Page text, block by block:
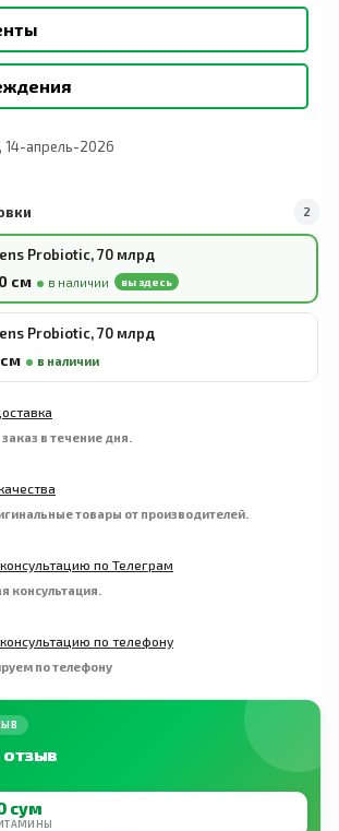
пищевой добавки
одной (1) капсуле в день,
не требует хранения в
целлюлоза, капсула с
высвобождением
геллановая
кремния.
данный продукт, если
приема медикаментов или при
либо заболеваний следует
14-апрель-2026
2
Probiotic, 70 млрд
сӯм в наличии вы здесь
Probiotic, 70 млрд
в наличии
в течение дня.
товары от производителей.
по Телеграм
консультация.
по телефону
по телефону
сум